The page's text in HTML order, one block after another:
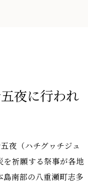
夜に行われ
夜（ハチグヮチジュ
を祈願する祭事が各地
南部の八重瀬町志多